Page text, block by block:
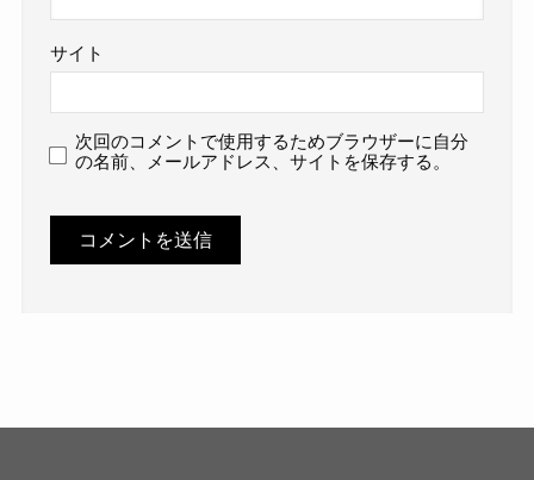
サイト
次回のコメントで使用するためブラウザーに自分
の名前、メールアドレス、サイトを保存する。